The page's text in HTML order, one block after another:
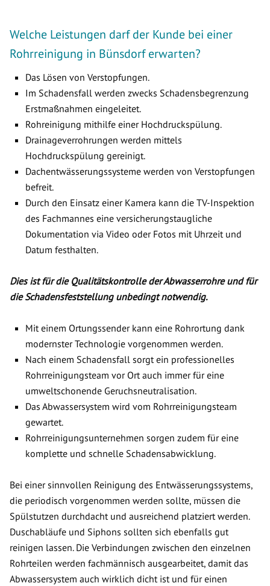
Welche Leistungen darf der Kunde bei einer
Rohrreinigung in Bünsdorf erwarten?
Das Lösen von Verstopfungen.
Im Schadensfall werden zwecks Schadensbegrenzung
Erstmaßnahmen eingeleitet.
Rohreinigung mithilfe einer Hochdruckspülung.
Drainageverrohrungen werden mittels
Hochdruckspülung gereinigt.
Dachentwässerungssysteme werden von Verstopfungen
befreit.
Durch den Einsatz einer Kamera kann die TV-Inspektion
des Fachmannes eine versicherungstaugliche
Dokumentation via Video oder Fotos mit Uhrzeit und
Datum festhalten.
Dies ist für die Qualitätskontrolle der Abwasserrohre und für
die Schadensfeststellung unbedingt notwendig.
Mit einem Ortungssender kann eine Rohrortung dank
modernster Technologie vorgenommen werden.
Nach einem Schadensfall sorgt ein professionelles
Rohrreinigungsteam vor Ort auch immer für eine
umweltschonende Geruchsneutralisation.
Das Abwassersystem wird vom Rohrreinigungsteam
gewartet.
Rohrreinigungsunternehmen sorgen zudem für eine
komplette und schnelle Schadensabwicklung.
Bei einer sinnvollen Reinigung des Entwässerungssystems,
die periodisch vorgenommen werden sollte, müssen die
Spülstutzen durchdacht und ausreichend platziert werden.
Duschabläufe und Siphons sollten sich ebenfalls gut
reinigen lassen. Die Verbindungen zwischen den einzelnen
Rohrteilen werden fachmännisch ausgearbeitet, damit das
Abwassersystem auch wirklich dicht ist und für einen